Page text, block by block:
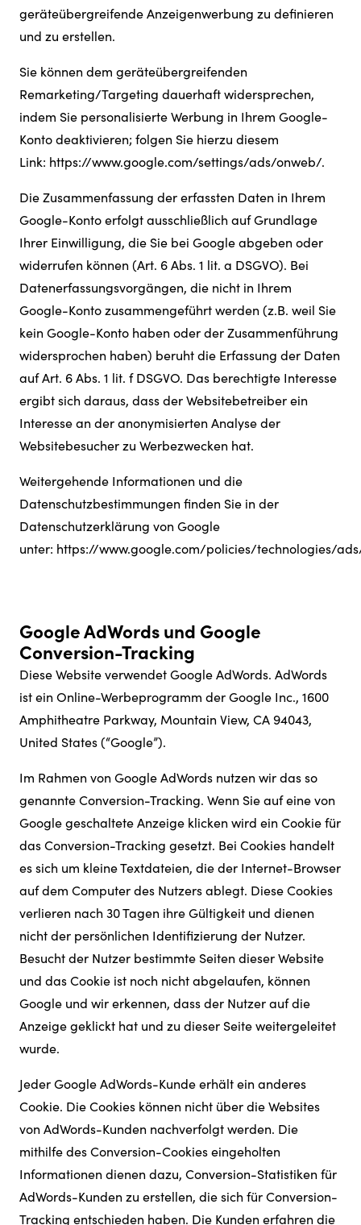
geräteübergreifende Anzeigenwerbung zu definieren
und zu erstellen.
Sie können dem geräteübergreifenden
Remarketing/Targeting dauerhaft widersprechen,
indem Sie personalisierte Werbung in Ihrem Google-
Konto deaktivieren; folgen Sie hierzu diesem
Link: https://www.google.com/settings/ads/onweb/.
Die Zusammenfassung der erfassten Daten in Ihrem
Google-Konto erfolgt ausschließlich auf Grundlage
Ihrer Einwilligung, die Sie bei Google abgeben oder
widerrufen können (Art. 6 Abs. 1 lit. a DSGVO). Bei
Datenerfassungsvorgängen, die nicht in Ihrem
Google-Konto zusammengeführt werden (z.B. weil Sie
kein Google-Konto haben oder der Zusammenführung
widersprochen haben) beruht die Erfassung der Daten
auf Art. 6 Abs. 1 lit. f DSGVO. Das berechtigte Interesse
ergibt sich daraus, dass der Websitebetreiber ein
Interesse an der anonymisierten Analyse der
Websitebesucher zu Werbezwecken hat.
Weitergehende Informationen und die
Datenschutzbestimmungen finden Sie in der
Datenschutzerklärung von Google
unter: https://www.google.com/policies/technologies/
Google AdWords und Google
Conversion-Tracking
Diese Website verwendet Google AdWords. AdWords
ist ein Online-Werbeprogramm der Google Inc., 1600
Amphitheatre Parkway, Mountain View, CA 94043,
United States (“Google”).
Im Rahmen von Google AdWords nutzen wir das so
genannte Conversion-Tracking. Wenn Sie auf eine von
Google geschaltete Anzeige klicken wird ein Cookie für
das Conversion-Tracking gesetzt. Bei Cookies handelt
es sich um kleine Textdateien, die der Internet-Browser
auf dem Computer des Nutzers ablegt. Diese Cookies
verlieren nach 30 Tagen ihre Gültigkeit und dienen
nicht der persönlichen Identifizierung der Nutzer.
Besucht der Nutzer bestimmte Seiten dieser Website
und das Cookie ist noch nicht abgelaufen, können
Google und wir erkennen, dass der Nutzer auf die
Anzeige geklickt hat und zu dieser Seite weitergeleitet
wurde.
Jeder Google AdWords-Kunde erhält ein anderes
Cookie. Die Cookies können nicht über die Websites
von AdWords-Kunden nachverfolgt werden. Die
mithilfe des Conversion-Cookies eingeholten
Informationen dienen dazu, Conversion-Statistiken für
AdWords-Kunden zu erstellen, die sich für Conversion-
Tracking entschieden haben. Die Kunden erfahren die